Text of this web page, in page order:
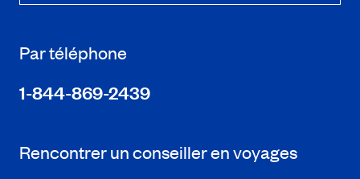
Par téléphone
1-844-869-2439
Rencontrer un conseiller en voyages